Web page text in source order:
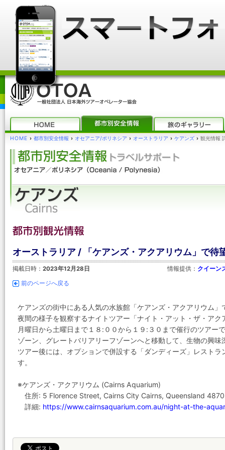
HOME › 都市別安全情報 › オセアニア/ポリネシア › オーストラリア › ケアンズ › 観光情報
オーストラリア / 「ケアンズ・アクアリウム」で待
掲載日時： 2023年12月28日 情報提供： クイーン
前のページへ戻る
ケアンズの街中にある人気の水族館「ケアンズ・アクアリウム
夜間の様子を観察するナイトツアー「ナイト・アット・ザ・ア
月曜日から土曜日まで１８:００から１９:３０まで催行のツアー
ゾーン、グレートバリアリーフゾーンへと移動して、生物の興
ツアー後には、オプションで併設する「ダンディーズ」レスト
す。
※ケアンズ・アクアリウム (Cairns Aquarium)
住所: 5 Florence Street, Cairns City Cairns, Queensland
詳細: https://www.cairnsaquarium.com.au/night-at-the-